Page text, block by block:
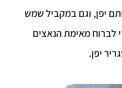
יפן, וגם במקביל שמש
לברוח מאימת הנאצים
יפן.